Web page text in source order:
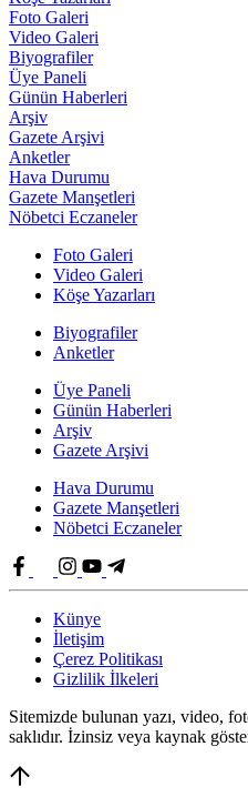
Foto Galeri
Video Galeri
Biyografiler
Üye Paneli
Günün Haberleri
Arşiv
Gazete Arşivi
Anketler
Hava Durumu
Gazete Manşetleri
Nöbetci Eczaneler
Foto Galeri
Video Galeri
Köşe Yazarları
Biyografiler
Anketler
Üye Paneli
Günün Haberleri
Arşiv
Gazete Arşivi
Hava Durumu
Gazete Manşetleri
Nöbetci Eczaneler
Künye
İletişim
Çerez Politikası
Gizlilik İlkeleri
Sitemizde bulunan yazı, video,
saklıdır. İzinsiz veya kaynak